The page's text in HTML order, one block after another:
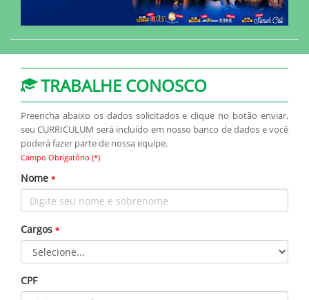
TRABALHE CONOSCO
Preencha abaixo os dados solicitados e clique no botão enviar,
seu CURRICULUM será incluído em nosso banco de dados e você
poderá fazer parte de nossa equipe.
Campo Obrigatório (*)
Nome *
Cargos *
CPF